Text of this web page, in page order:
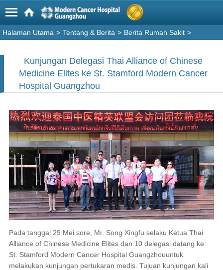
Halaman Utama > Tentang & Berita > Berita Rumah Sakit >
Kunjungan Delegasi Thai Alliance of Chinese
Medicine Elites ke St. Stamford Modern Cancer
Hospital Guangzhou
Pada tanggal 29 Mei sore, Mr. Song Xingfu selaku Ketua Thai
Alliance of Chinese Medicine Elites dan 10 delegasi datang ke
St. Stamford Modern Cancer Hospital Guangzhouuntuk
melakukan kunjungan pertukaran medis. Tujuan kunjungan kali